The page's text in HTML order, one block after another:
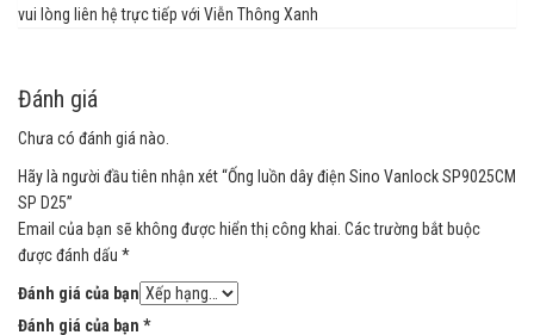
vui lòng liên hệ trực tiếp với Viễn Thông Xanh
Đánh giá
Chưa có đánh giá nào.
Hãy là người đầu tiên nhận xét “Ống luồn dây điện Sino Vanlock SP9025CM
SP D25”
Email của bạn sẽ không được hiển thị công khai. Các trường bắt buộc
được đánh dấu *
Đánh giá của bạn
Đánh giá của bạn *